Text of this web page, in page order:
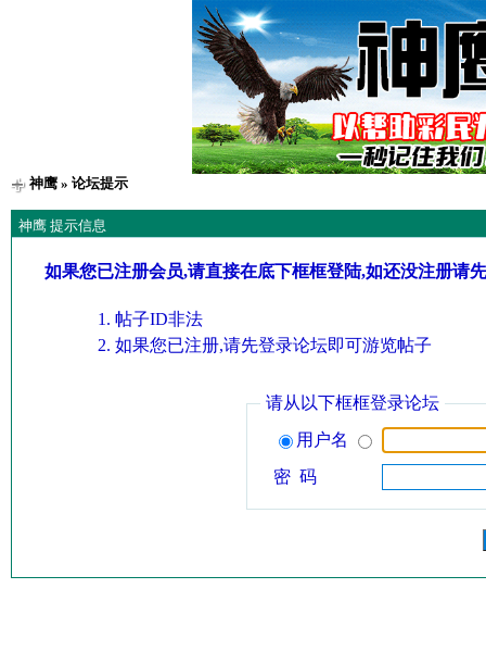
神鹰» 论坛提示
神鹰 提示信息
如果您已注册会员,请直接在底下框框登陆,如还没注册请
帖子ID非法
如果您已注册,请先登录论坛即可游览帖子
请从以下框框登录论坛
用户名
密 码